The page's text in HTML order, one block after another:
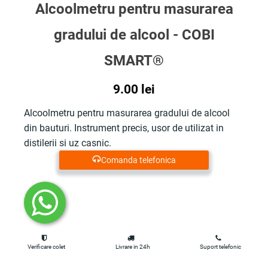
Alcoolmetru pentru masurarea
gradului de alcool - COBI
SMART®
9.00 lei
Alcoolmetru pentru masurarea gradului de alcool
din bauturi. Instrument precis, usor de utilizat in
distilerii si uz casnic.
Comanda telefonica
Verificare colet Livrare in 24h Suport telefonic